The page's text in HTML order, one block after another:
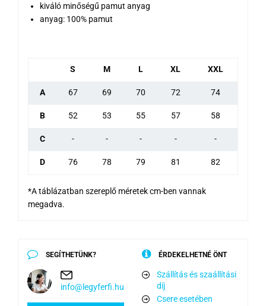
kiváló minőségű pamut anyag
anyag: 100% pamut
S M L XL XXL
A 67 69 70 72 74
B 52 53 55 57 58
C - - - - -
D 76 78 79 81 82
*A táblázatban szereplő méretek cm-ben vannak
megadva.
SEGÍTHETÜNK?
info@legyferfi.hu
ÉRDEKELHETNÉ ÖNT
Szállítás és szaállítási
díj
Csere esetében